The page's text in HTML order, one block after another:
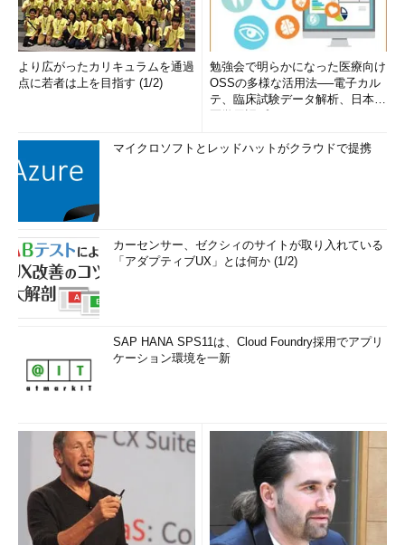
より広がったカリキュラムを通過
点に若者は上を目指す (1/2)
勉強会で明らかになった医療向け
OSSの多様な活用法──電子カル
テ、臨床試験データ解析、日本語
マイクロソフトとレッドハットがクラウドで提携
カーセンサー、ゼクシィのサイトが取り入れている
「アダプティブUX」とは何か (1/2)
SAP HANA SPS11は、Cloud Foundry採用でアプリ
ケーション環境を一新